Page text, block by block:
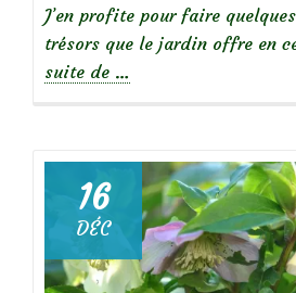
J’en profite pour faire
trésors que le jardin offre en
suite de à
Janvier
…
16
DÉC